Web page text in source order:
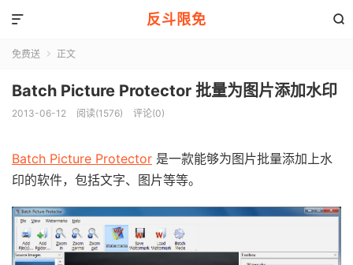
反斗限免 

免费送  正文
Batch Picture Protector 批量为图片添加水印
2013-06-12 阅读(1576) 评论(0)
Batch Picture Protector 是一款能够为图片批量添加上水
印的软件，包括文字、图片等等。